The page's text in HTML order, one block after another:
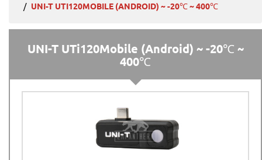
UNI-T UTI120MOBILE (ANDROID) ~ -20℃ ~ 400℃
UNI-T UTi120Mobile (Android) ~ -20℃ ~
400℃